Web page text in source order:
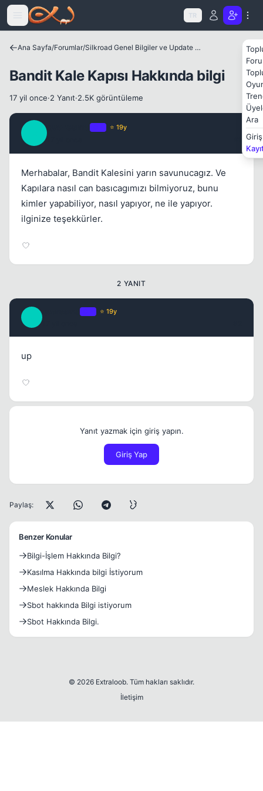
Icerige atla
TR
Ara
Giriş
Ana Sayfa/Forumlar/ Silkroad Genel Bilgiler ve Update Bilgileri
Bandit Kale Kapısı Hakkında bilgi
17 yil once·2 Yanıt·2.5K görüntüleme
⭐ 19y
Merhabalar, Bandit Kalesini yarın savunucagız. Ve
Kapılara nasıl can basıcagımızı bilmiyoruz, bunu
kimler yapabiliyor, nasıl yapıyor, ne ile yapıyor.
ilginize teşekkürler.
2 YANIT
⭐ 19y
up
Kapat
Yanıt yazmak için giriş yapın.
Giriş Yap
Paylaş:
Benzer Konular
Bilgi-İşlem Hakkında Bilgi?
Kasılma Hakkında bilgi İstiyorum
Meslek Hakkında Bilgi
Sbot hakkında Bilgi istiyorum
Sbot Hakkında Bilgi.
© 2026 Extraloob. Tüm hakları saklıdır.
İletişim